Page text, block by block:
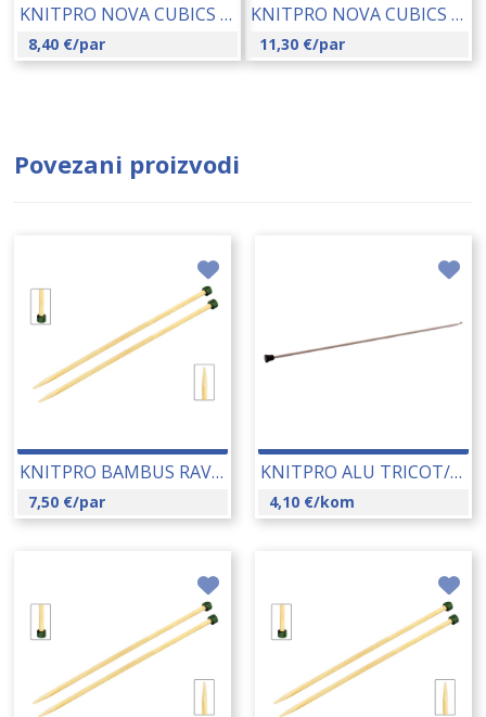
KNITPRO NOVA CUBICS RAVNE IGLE 5.00 MM (12299) 14198
8,40 €/par
KNITPRO NOVA CUBICS RAVNE IGLE 3.50 MM (12295) 14195
11,30 €/par
Povezani proizvodi
KNITPRO BAMBUS RAVNE IGLE 4.00 MM (22357) 14182
7,50 €/par
KNITPRO ALU TRICOT/AFGHAN TUNISKA KUKICA 3.00 MM (30822) 14237
4,10 €/kom